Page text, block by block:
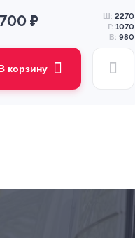
₽ Ш: 2270
Г: 1070
В: 980
корзину